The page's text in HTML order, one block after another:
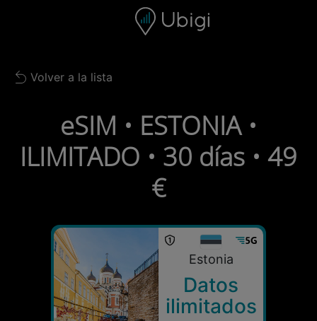
Barra de navegación
Back to list
Volver a la lista
eSIM • ESTONIA •
ILIMITADO • 30 días • 49
€
Estonia
Datos
ilimitados